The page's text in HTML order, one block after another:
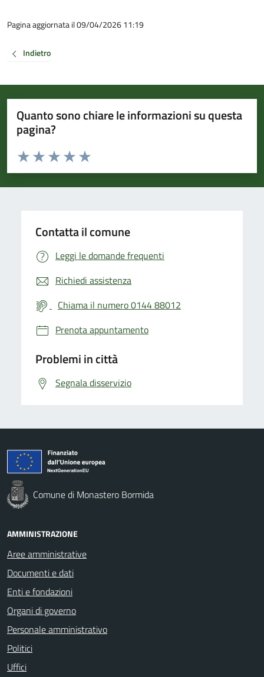
Pagina aggiornata il 09/04/2026 11:19
Indietro
Quanto sono chiare le informazioni su questa
pagina?
Valuta da 1 a 5 stelle la pagina
Valuta 5 stelle su 5
Valuta 4 stelle su 5
Valuta 3 stelle su 5
Valuta 2 stelle su 5
Valuta 1 stelle su 5
Contatta il comune
Leggi le domande frequenti
Richiedi assistenza
Chiama il numero 0144 88012
Prenota appuntamento
Problemi in città
Segnala disservizio
Comune di Monastero Bormida
AMMINISTRAZIONE
Aree amministrative
Documenti e dati
Enti e fondazioni
Organi di governo
Personale amministrativo
Politici
Uffici